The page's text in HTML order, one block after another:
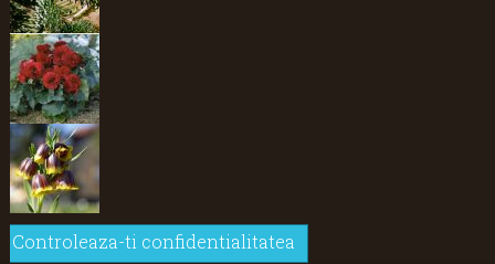
Controleaza-ti confidentialitatea